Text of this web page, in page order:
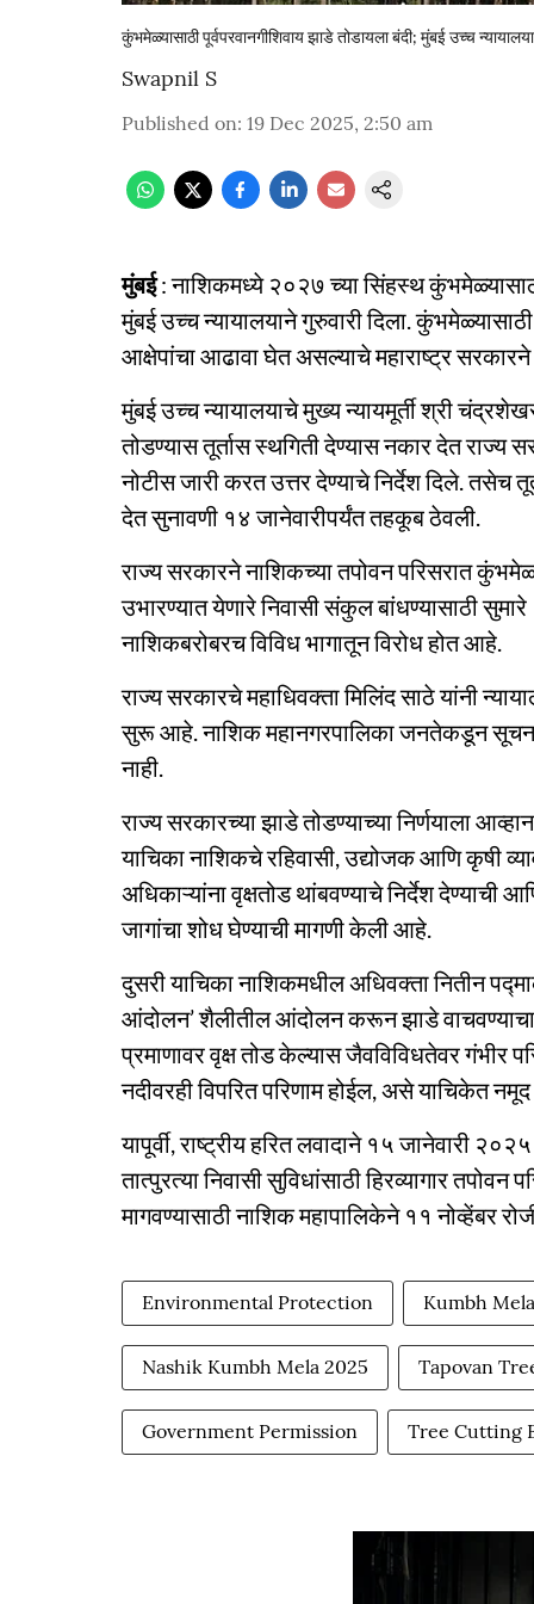
कुंभमेळ्यासाठी पूर्वपरवानगीशिवाय झाडे तोडायला बंदी; मुंबई उच्च
Swapnil S
Published on: 19 Dec 2025, 2:50 am
मुंबई: नाशिकमध्ये २०२७ च्या सिंहस्थ
मुंबई उच्च न्यायालयाने गुरुवारी दिला.
आक्षेपांचा आढावा घेत असल्याचे महाराष्ट्र
मुंबई उच्च न्यायालयाचे मुख्य न्यायमूर्ती श्री
तोडण्यास तूर्तास स्थगिती देण्यास नकार देत राज्य
नोटीस जारी करत उत्तर देण्याचे निर्देश दिले. तसेच
देत सुनावणी १४ जानेवारीपर्यंत तहकूब ठेवली.
राज्य सरकारने नाशिकच्या तपोवन परिसरात
उभारण्यात येणारे निवासी संकुल बांधण्यासाठी
नाशिकबरोबरच विविध भागातून विरोध होत आहे.
राज्य सरकारचे महाधिवक्ता मिलिंद साठे यांनी
सुरू आहे. नाशिक महानगरपालिका जनतेकडून
नाही.
राज्य सरकारच्या झाडे तोडण्याच्या निर्णयाला
याचिका नाशिकचे रहिवासी, उद्योजक आणि कृषी
अधिकाऱ्यांना वृक्षतोड थांबवण्याचे निर्देश देण्याची
जागांचा शोध घेण्याची मागणी केली आहे.
दुसरी याचिका नाशिकमधील अधिवक्ता नितीन
आंदोलन’ शैलीतील आंदोलन करून झाडे वाचवण्याचा
प्रमाणावर वृक्ष तोड केल्यास जैवविविधतेवर गंभीर
नदीवरही विपरित परिणाम होईल, असे याचिकेत
यापूर्वी, राष्ट्रीय हरित लवादाने १५ जानेवारी
तात्पुरत्या निवासी सुविधांसाठी हिरव्यागार
मागवण्यासाठी नाशिक महापालिकेने ११ नोव्हेंबर
Environmental Protection Kumbh Mela
Nashik Kumbh Mela 2025 Tapovan
Government Permission Tree Cutting